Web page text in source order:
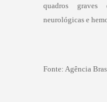
quadros graves
neurológicas e
Fonte: Agência